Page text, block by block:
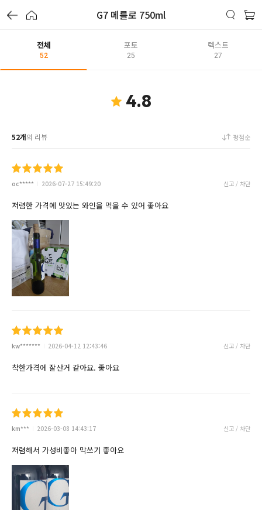
G7 메를로 750ml
전체
52
포토
25
텍스트
27
4.8
52개의 리뷰 평점순
oc***** 2026-07-27 15:49:20 신고 / 차단
저렴한 가격에 맛있는 와인을 먹을 수 있어 좋아요
kw******* 2026-04-12 12:43:46 신고 / 차단
착한가격에 잘산거 같아요. 좋아요
km*** 2026-03-08 14:43:17 신고 / 차단
저렴해서 가성비좋아 막쓰기 좋아요